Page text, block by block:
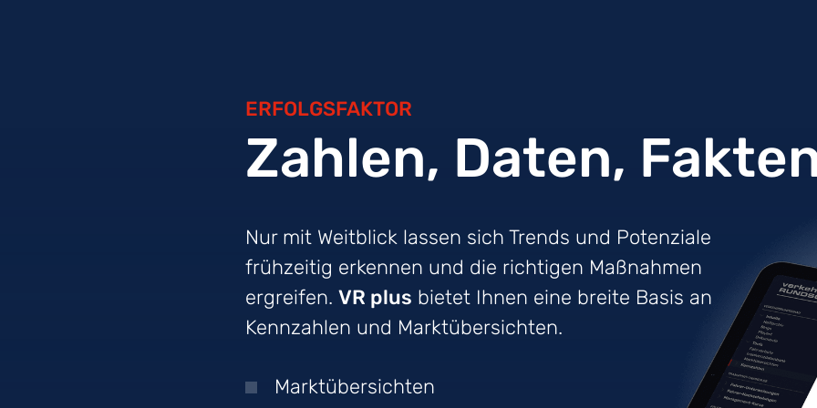
ERFOLGSFAKTOR
Zahlen, Daten,
Nur mit Weitblick lassen sich Trends und Potenziale
frühzeitig erkennen und die richtigen Maßnahmen
ergreifen. VR plus bietet Ihnen eine breite Basis an
Kennzahlen und Marktübersichten.
Marktübersichten